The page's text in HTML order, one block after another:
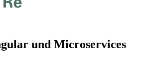
und Microservices